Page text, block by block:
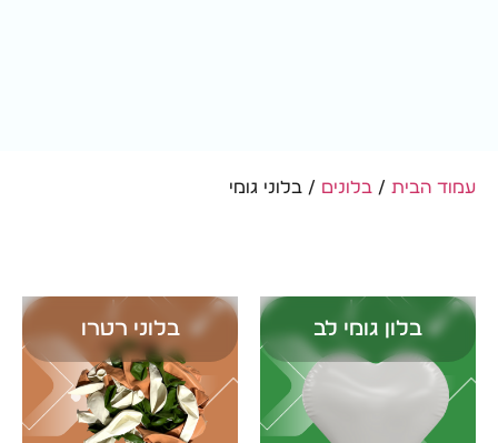
עמוד הבית / בלונים / בלוני גומי
בלון גומי לב בלוני רטרו